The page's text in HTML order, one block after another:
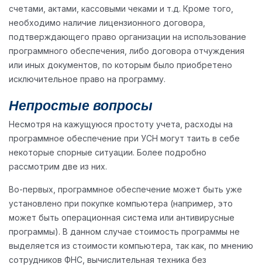
счетами, актами, кассовыми чеками и т.д. Кроме того,
необходимо наличие лицензионного договора,
подтверждающего право организации на использование
программного обеспечения, либо договора отчуждения
или иных документов, по которым было приобретено
исключительное право на программу.
Непростые вопросы
Несмотря на кажущуюся простоту учета, расходы на
программное обеспечение при УСН могут таить в себе
некоторые спорные ситуации. Более подробно
рассмотрим две из них.
Во-первых, программное обеспечение может быть уже
установлено при покупке компьютера (например, это
может быть операционная система или антивирусные
программы). В данном случае стоимость программы не
выделяется из стоимости компьютера, так как, по мнению
сотрудников ФНС, вычислительная техника без